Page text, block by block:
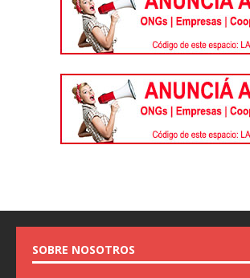
SOBRE NOSOTROS